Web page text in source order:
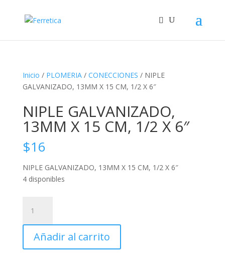
Inicio / PLOMERIA/ CONECCIONES / NIPLE
GALVANIZADO, 13MM X 15 CM, 1/2 X 6″
NIPLE GALVANIZADO,
13MM X 15 CM, 1/2 X 6″
$16
NIPLE GALVANIZADO, 13MM X 15 CM, 1/2 X 6″
4 disponibles
GALVANIZADO,
13MM
15
Añadir al carrito